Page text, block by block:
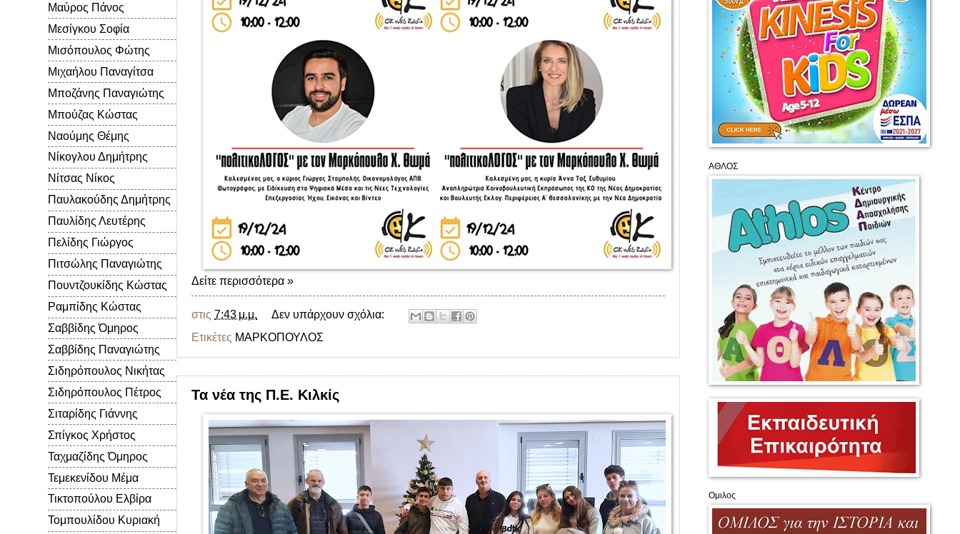
Δείτε περισσότερα »
στις 7:43 μ.μ.
Δεν υπάρχουν σχόλια:
Ετικέτες ΜΑΡΚΟΠΟΥΛΟΣ
Τα νέα της Π.Ε. Κιλκίς
Μαύρος Πάνος
Μεσίγκου Σοφία
Μισόπουλος Φώτης
Μιχαήλου Παναγίτσα
Μποζάνης Παναγιώτης
Μπούζας Κώστας
Ναούμης Θέμης
Νίκογλου Δημήτρης
Νίτσας Νίκος
Παυλακούδης Δημήτρης
Παυλίδης Λευτέρης
Πελίδης Γιώργος
Πιτσώλης Παναγιώτης
Πουντζουκίδης Κώστας
Ραμπίδης Κώστας
Σαββίδης Όμηρος
Σαββίδης Παναγιώτης
Σιδηρόπουλος Νικήτας
Σιδηρόπουλος Πέτρος
Σιταρίδης Γιάννης
Σπίγκος Χρήστος
Ταχμαζίδης Όμηρος
Τεμεκενίδου Μέμα
Τικτοπούλου Ελβίρα
Τομπουλίδου Κυριακή
ΑΘΛΟΣ
Ομιλος